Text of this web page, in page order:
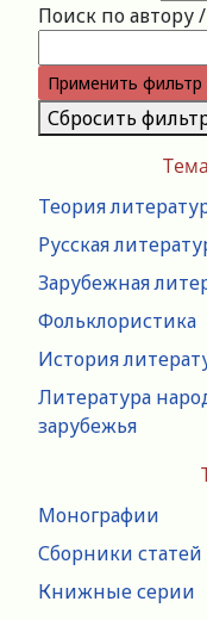
Теория
Русская
Зарубежная
Фольклористика
История
Литература
зарубежья
Монографии
Сборники статей
Книжные серии
Поиск по автору
Применить фильтр